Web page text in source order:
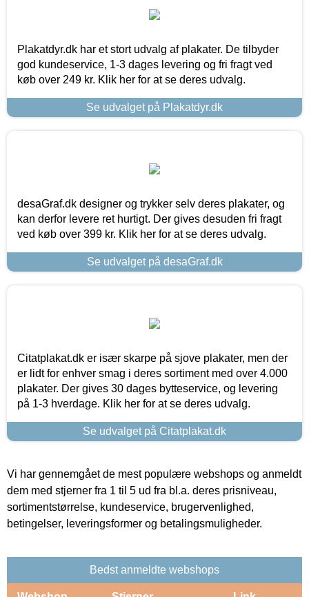
Plakatdyr.dk har et stort udvalg af plakater. De tilbyder
god kundeservice, 1-3 dages levering og fri fragt ved
køb over 249 kr. Klik her for at se deres udvalg.
Se udvalget på Plakatdyr.dk
desaGraf.dk designer og trykker selv deres plakater, og
kan derfor levere ret hurtigt. Der gives desuden fri fragt
ved køb over 399 kr. Klik her for at se deres udvalg.
Se udvalget på desaGraf.dk
Citatplakat.dk er især skarpe på sjove plakater, men der
er lidt for enhver smag i deres sortiment med over 4.000
plakater. Der gives 30 dages bytteservice, og levering
på 1-3 hverdage. Klik her for at se deres udvalg.
Se udvalget på Citatplakat.dk
Vi har gennemgået de mest populære webshops og anmeldt
dem med stjerner fra 1 til 5 ud fra bl.a. deres prisniveau,
sortimentstørrelse, kundeservice, brugervenlighed,
betingelser, leveringsformer og betalingsmuligheder.
Bedst anmeldte webshops